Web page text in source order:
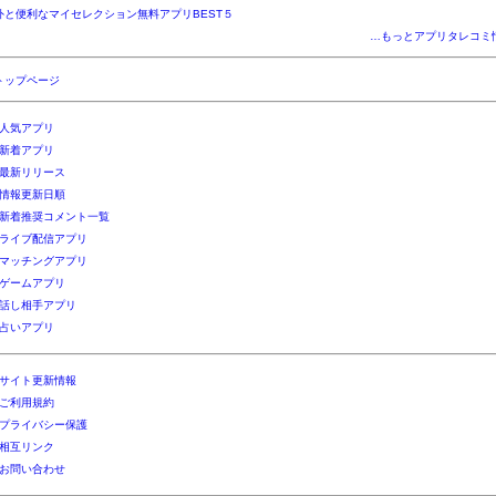
と便利なマイセレクション無料アプリBEST５
…もっとアプリタレコミ
ップページ
人気アプリ
新着アプリ
最新リリース
情報更新日順
新着推奨コメント一覧
ライブ配信アプリ
マッチングアプリ
ゲームアプリ
話し相手アプリ
占いアプリ
サイト更新情報
ご利用規約
プライバシー保護
相互リンク
お問い合わせ